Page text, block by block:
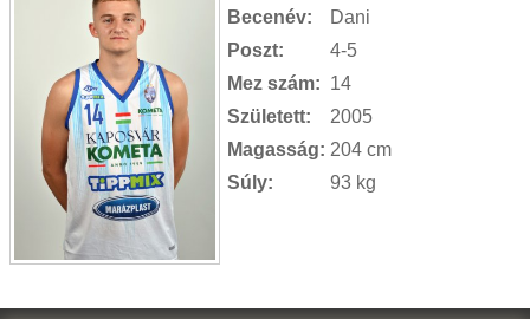
Becenév:
Dani
Poszt:
4-5
Mez szám: 14
Született:
2005
Magasság: 204 cm
Súly:
93 kg